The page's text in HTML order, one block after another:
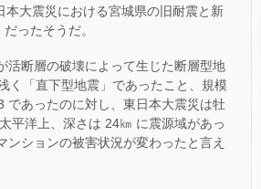
本大震災における宮城県の旧耐震と新
ったそうだ。
活断層の破壊によって生じた断層型地
く「直下型地震」であったこと、規模
であったのに対し、東日本大震災は牡
平洋上、深さは 24㎞ に震源域があっ
ンションの被害状況が変わったと言え